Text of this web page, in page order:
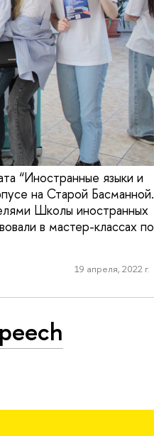
“Иностранные языки и
на Старой Басманной.
Школы иностранных
в мастер-классах по
19 апреля, 2022 г.